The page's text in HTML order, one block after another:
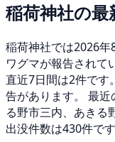
稲荷神社の最
稲荷神社では2026年
ワグマが報告されて
直近7日間は2件です
告があります。 最
る野市三内、あきる
出没件数は430件です